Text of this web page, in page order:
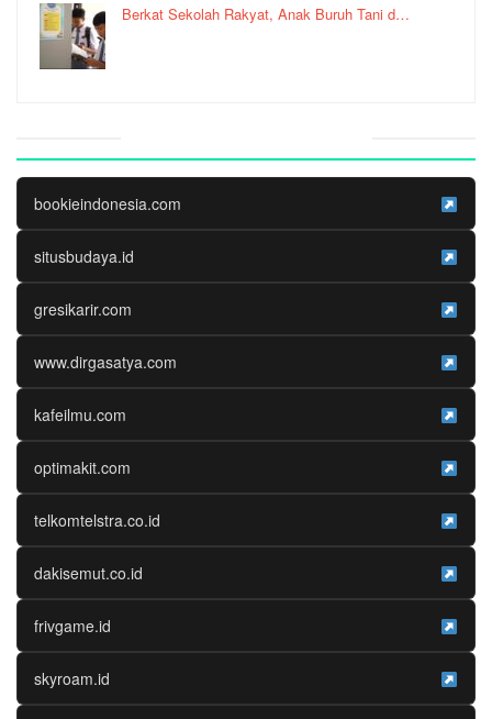
Berkat Sekolah Rakyat, Anak Buruh Tani d…
bookieindonesia.com
situsbudaya.id
gresikarir.com
www.dirgasatya.com
kafeilmu.com
optimakit.com
telkomtelstra.co.id
dakisemut.co.id
frivgame.id
skyroam.id